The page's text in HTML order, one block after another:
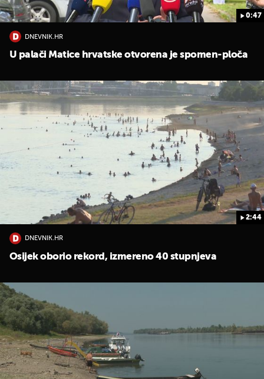
0:47
DNEVNIK.HR
U palači Matice hrvatske otvorena je spomen-ploča
2:44
DNEVNIK.HR
Osijek oborio rekord, izmereno 40 stupnjeva